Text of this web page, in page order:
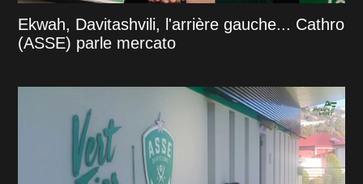
Ekwah, Davitashvili, l'arrière gauche... Cathro
(ASSE) parle mercato